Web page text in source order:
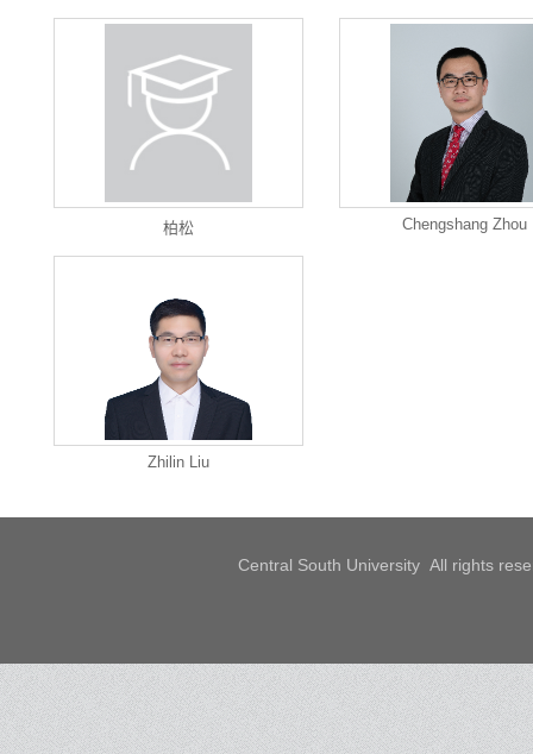
柏松 Chengshang Zhou
Zhilin Liu
Central South University All rights